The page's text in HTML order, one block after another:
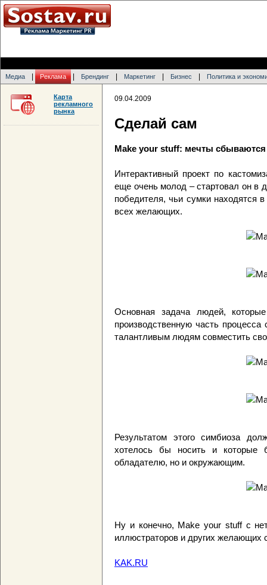
Медиа Реклама Брендинг Маркетинг Бизнес Политика и
09.04.2009
Сделай сам
Make your stuff: мечты сбываются
Интерактивный проект по
еще очень молод – cтартовал он в
победителя, чьи сумки находятся
всех желающих.
Основная задача людей,
производственную часть
талантливым людям совместить
Результатом этого симбиоза
хотелось бы носить и которые
обладателю, но и окружающим.
Ну и конечно, Make your stuff с
иллюстраторов и других желающих
KAK.RU
Карта
рекламного
рынка